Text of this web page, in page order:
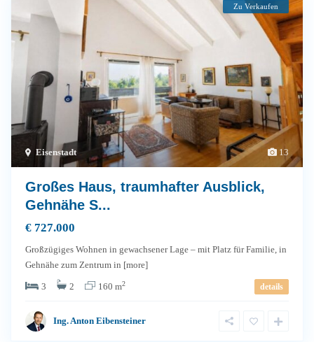
13
Eisenstadt
Zu Verkaufen
Großes Haus, traumhafter Ausblick,
Gehnähe S...
€ 727.000
Großzügiges Wohnen in gewachsener Lage – mit Platz für Familie, in
Gehnähe zum Zentrum in [more]
3 2 160 m2 details
Ing. Anton Eibensteiner